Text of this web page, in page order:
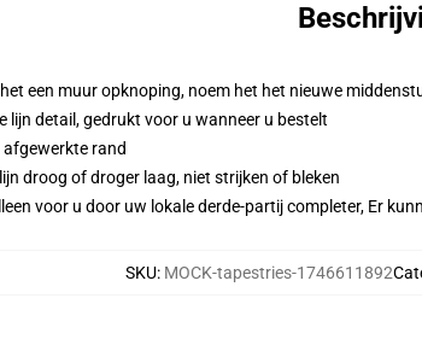
een muur opknoping, noem het het nieuwe
lijn detail, gedrukt voor u wanneer u bestelt
rand
droog of droger laag, niet strijken of bleken
voor u door uw lokale derde-partij completer, Er
SKU: MOCK-tapestries-1746611892